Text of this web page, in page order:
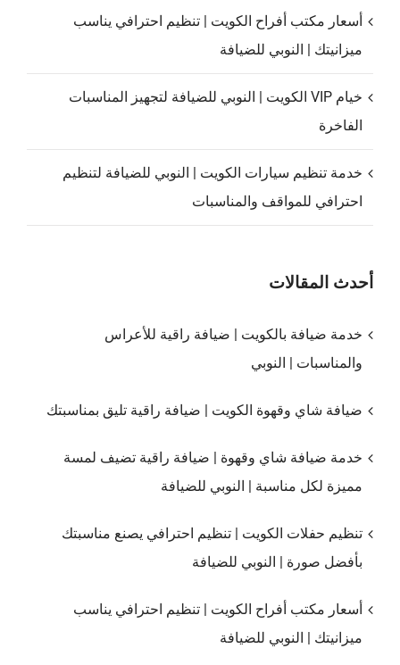
أسعار مكتب أفراح الكويت | تنظيم احترافي يناسب
ميزانيتك | النوبي للضيافة
خيام VIP الكويت | النوبي للضيافة لتجهيز المناسبات
الفاخرة
خدمة تنظيم سيارات الكويت | النوبي للضيافة لتنظيم
احترافي للمواقف والمناسبات
أحدث المقالات
خدمة ضيافة بالكويت | ضيافة راقية للأعراس
والمناسبات | النوبي
ضيافة شاي وقهوة الكويت | ضيافة راقية تليق بمناسبتك
خدمة ضيافة شاي وقهوة | ضيافة راقية تضيف لمسة
مميزة لكل مناسبة | النوبي للضيافة
تنظيم حفلات الكويت | تنظيم احترافي يصنع مناسبتك
بأفضل صورة | النوبي للضيافة
أسعار مكتب أفراح الكويت | تنظيم احترافي يناسب
ميزانيتك | النوبي للضيافة